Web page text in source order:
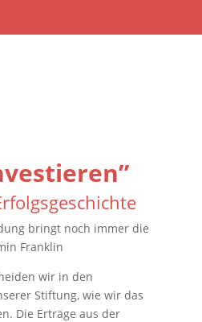
bringt noch immer die
Franklin
wir in den
Stiftung, wie wir das
Die Erträge aus der